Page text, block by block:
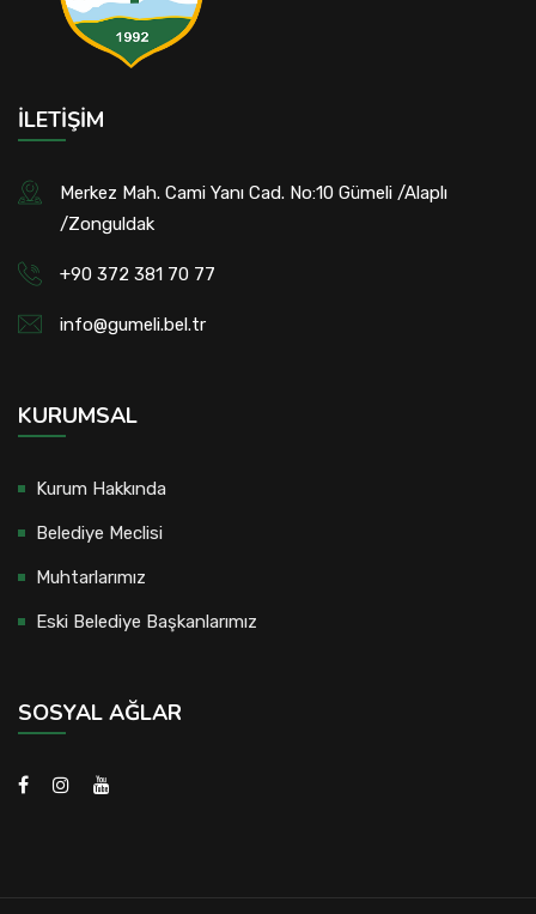
İLETIŞIM
Merkez Mah. Cami Yanı Cad. No:10 Gümeli /Alaplı
/Zonguldak
+90 372 381 70 77
info@gumeli.bel.tr
KURUMSAL
Kurum Hakkında
Belediye Meclisi
Muhtarlarımız
Eski Belediye Başkanlarımız
SOSYAL AĞLAR